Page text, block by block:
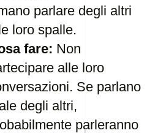
parlare degli altri
loro spalle.
fare: Non
alle loro
Se parlano
degli altri,
parleranno